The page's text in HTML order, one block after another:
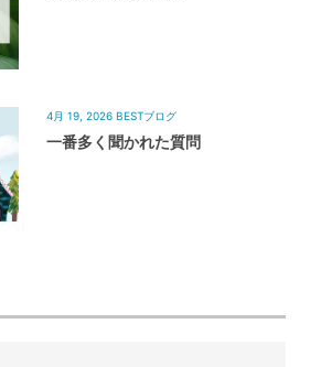
4月 19, 2026 BESTブログ
一番多く聞かれた質問